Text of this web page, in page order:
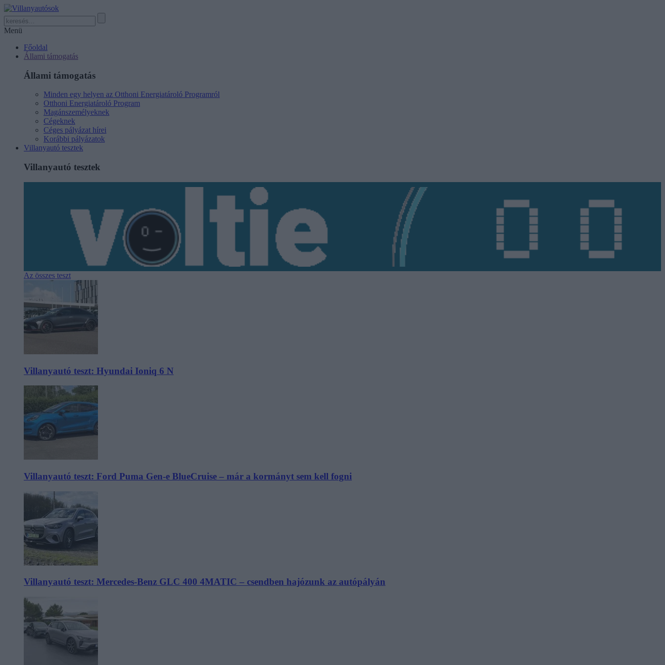
Menü
Főoldal
Állami támogatás
Állami támogatás
Minden egy helyen az Otthoni Energiatároló Programról
Otthoni Energiatároló Program
Magánszemélyeknek
Cégeknek
Céges pályázat hírei
Korábbi pályázatok
Villanyautó tesztek
Villanyautó tesztek
Az összes teszt
Villanyautó teszt: Hyundai Ioniq 6 N
Villanyautó teszt: Ford Puma Gen-e BlueCruise – már a kormányt sem kell fogni
Villanyautó teszt: Mercedes-Benz GLC 400 4MATIC – csendben hajózunk az autópályán